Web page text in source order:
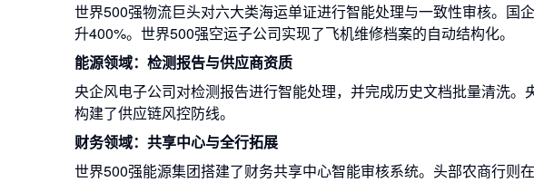
世界500强物流巨头对六大类海运单证进行智能处理与一致性审核。国
升400%。世界500强空运子公司实现了飞机维修档案的自动结构化。
能源领域：检测报告与供应商资质
央企风电子公司对检测报告进行智能处理，并完成历史文档批量清洗。
构建了供应链风控防线。
财务领域：共享中心与全行拓展
世界500强能源集团搭建了财务共享中心智能审核系统。头部农商行则